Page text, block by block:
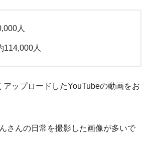
人
114,000人
アップロードしたYouTubeの動画をお
さんの日常を撮影した画像が多いで